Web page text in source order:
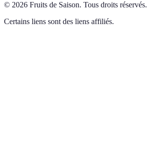
© 2026 Fruits de Saison. Tous droits réservés.
Certains liens sont des liens affiliés.